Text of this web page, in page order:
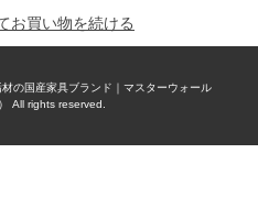
お買い物を続ける
の国産家具ブランド｜マスターウォール
All rights reserved.